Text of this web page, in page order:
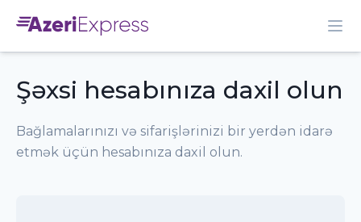
Şəxsi hesabınıza daxil olun
Bağlamalarınızı və sifarişlərinizi bir yerdən idarə
etmək üçün hesabınıza daxil olun.